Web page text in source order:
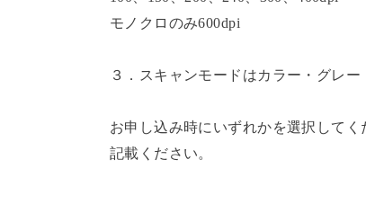
モノクロのみ600dpi
３．スキャンモードはカラー・グレ
お申し込み時にいずれかを選択して
記載ください。